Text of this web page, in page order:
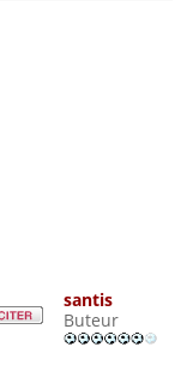
santis
Buteur